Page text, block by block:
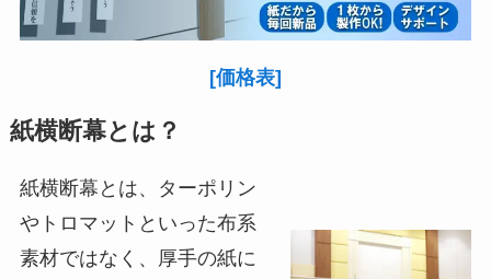
[価格表]
紙横断幕とは？
紙横断幕とは、ターポリン
やトロマットといった布系
素材ではなく、厚手の紙に